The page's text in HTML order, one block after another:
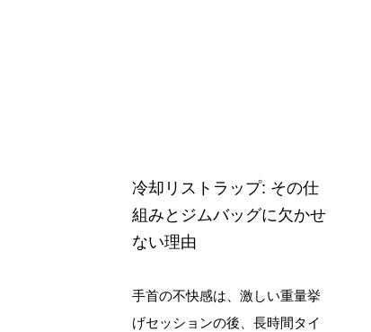
冷却リストラップ: その仕
組みとジムバッグに欠かせ
ない理由
手首の不快感は、激しい重量挙
げセッションの後、長時間タイ